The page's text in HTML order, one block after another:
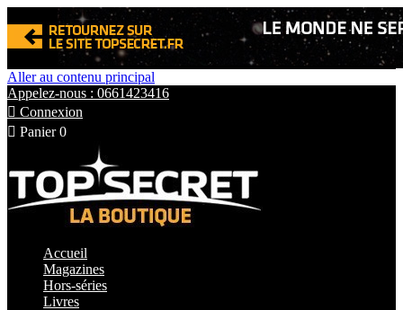
Aller au contenu principal
Appelez-nous : 0661423416
 Connexion
 Panier 0
Accueil
Magazines
Hors-séries
Livres